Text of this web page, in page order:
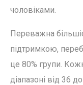
чоловіками.
Переважна
підтримкою,
це 80% групи.
діапазоні від 36